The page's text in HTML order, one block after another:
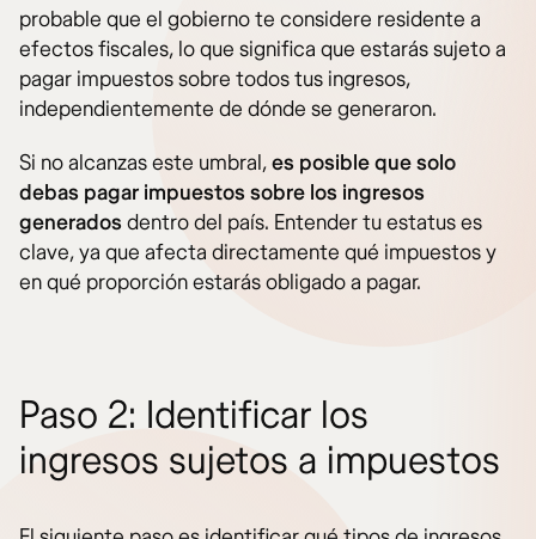
probable que el gobierno te considere residente a
efectos fiscales, lo que significa que estarás sujeto a
pagar impuestos sobre todos tus ingresos,
independientemente de dónde se generaron.
Si no alcanzas este umbral,es posible que solo
debas pagar impuestos sobre los ingresos
generadosdentro del país. Entender tu estatus es
clave, ya que afecta directamente qué impuestos y
en qué proporción estarás obligado a pagar.
Paso 2: Identificar los
ingresos sujetos a impuestos